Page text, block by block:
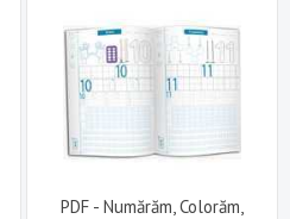
PDF - Numărăm, Colorăm,